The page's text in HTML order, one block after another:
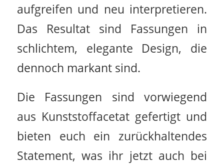
aufgreifen und neu interpretieren.
Das Resultat sind Fassungen in
schlichtem, elegante Design, die
dennoch markant sind.
Die Fassungen sind vorwiegend
aus Kunststoffacetat gefertigt und
bieten euch ein zurückhaltendes
Statement, was ihr jetzt auch bei